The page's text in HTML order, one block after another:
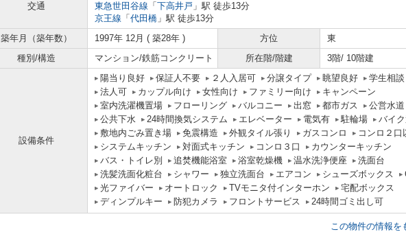
交通
東急世田谷線 「 下高井戸 」駅 徒歩13分
京王線 「 代田橋 」駅 徒歩13分
築年月（築年数）
1997年 12月 ( 築28年 ) 方位
東
種別/構造
マンション/鉄筋コンクリート 所在階/階建 3階/ 10階建
設備条件
陽当り良好 保証人不要 ２人入居可 分譲タイプ 眺望良好
学生相談
法人可
カップル向け 女性向け ファミリー向け
キャンペーン
室内洗濯機置場
フローリング バルコニー 出窓 都市ガス
公営水道
公共下水
24時間換気システム エレベーター 電気有 駐輪場
バイ
敷地内ごみ置き場
免震構造 外観タイル張り ガスコンロ
コンロ２口
システムキッチン
対面式キッチン コンロ３口
カウンターキッチン
バス・トイレ別
追焚機能浴室 浴室乾燥機 温水洗浄便座
洗面台
洗髪洗面化粧台
シャワー 独立洗面台 エアコン シューズボックス
光ファイバー
オートロック TVモニタ付インターホン
宅配ボックス
ディンプルキー
防犯カメラ フロントサービス 24時間ゴミ出し可
この物件の情報を